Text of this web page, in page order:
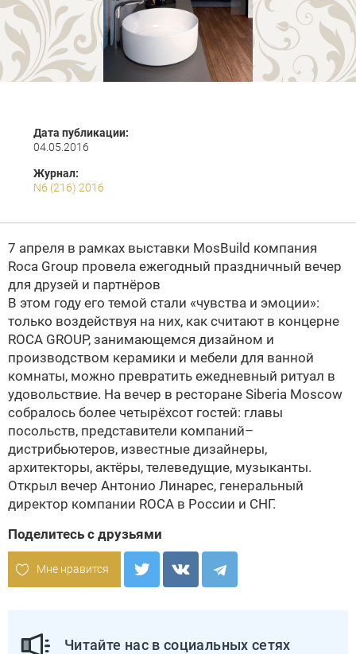
Дата публикации:
04.05.2016
Журнал:
N6 (216) 2016
7 апреля в рамках выставки MosBuild компания
Roca Group провела ежегодный праздничный вечер
для друзей и партнёров
В этом году его темой стали «чувства и эмоции»:
только воздействуя на них, как считают в концерне
ROCA GROUP, занимающемся дизайном и
производством керамики и мебели для ванной
комнаты, можно превратить ежедневный ритуал в
удовольствие. На вечер в ресторане Siberia Moscow
собралось более четырёхсот гостей: главы
посольств, представители компаний–
дистрибьютеров, известные дизайнеры,
архитекторы, актёры, телеведущие, музыканты.
Открыл вечер Антонио Линарес, генеральный
директор компании ROCA в России и СНГ.
Поделитесь с друзьями
Мне нравится
Читайте нас в социальных сетях